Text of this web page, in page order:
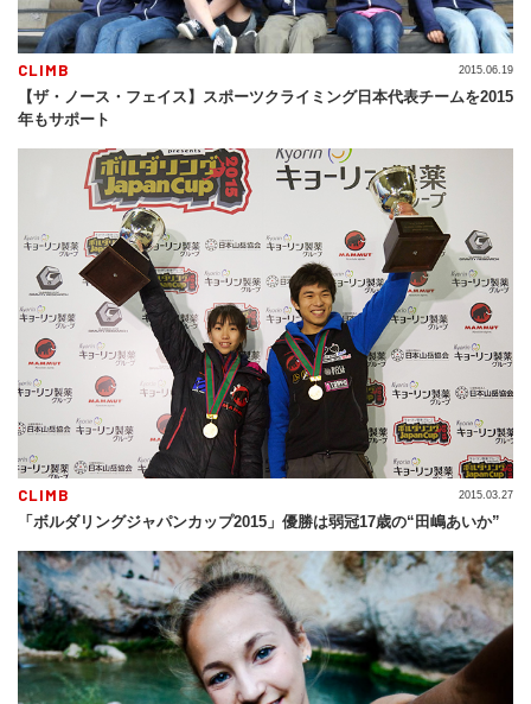
CLIMB
【ザ・ノース・フェイス】スポーツクライミング日本代表チームを2015
年もサポート
2015.06.19
CLIMB
「ボルダリングジャパンカップ2015」優勝は弱冠17歳の“田嶋あいか”
2015.03.27